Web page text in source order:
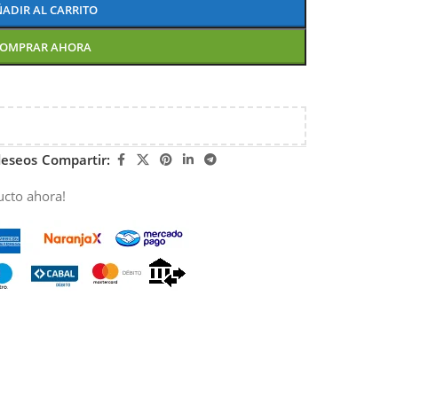
AL CARRITO
AHORA
Compartir:
ahora!